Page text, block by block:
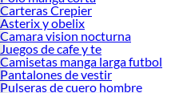
Carteras Crepier
Asterix y obelix
Camara vision nocturna
Juegos de cafe y te
Camisetas manga larga futbol
Pantalones de vestir
Pulseras de cuero hombre